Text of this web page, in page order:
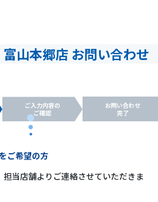
山本郷店 お問い合わせ
ご入力内容の
ご確認
お問い合わせ
完了
ご希望の方
当店舗よりご連絡させていただきま